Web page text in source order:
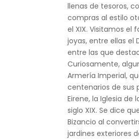
llenas de tesoros,
compras al estilo
el XIX. Visitamos el
joyas, entre ellas
entre las que
Curiosamente,
Armería Imperial,
centenarios de sus
Eirene, la Iglesia
siglo XIX. Se dice
Bizancio al
jardines exteriores